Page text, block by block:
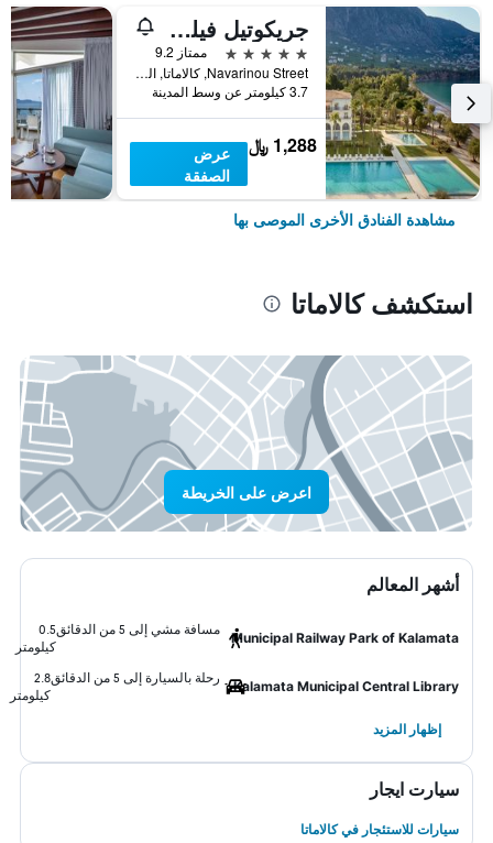
جريكوتيل فيلوكسينيا
5 نجوم
ممتاز 9.2
Navarinou Street, كالاماتا, اليونان
3.7 كيلومتر عن وسط المدينة
1,288 ﷼
عرض
الصفقة
مشاهدة الفنادق الأخرى الموصى بها
استكشف كالاماتا
اعرض على الخريطة
أشهر المعالم
Municipal Railway Park of Kalamata
مسافة مشي إلى 5 من الدقائق
0.5
كيلومتر
Kalamata Municipal Central Library
رحلة بالسيارة إلى 5 من الدقائق
2.8
كيلومتر
إظهار المزيد
سيارت ايجار
سيارات للاستئجار في كالاماتا